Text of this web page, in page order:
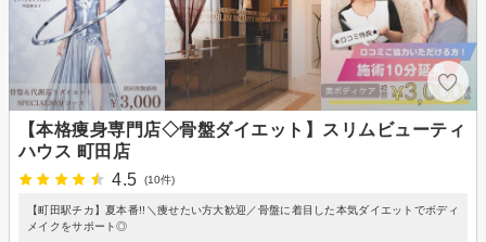
【本格痩身専門店◇骨盤ダイエット】スリムビューティ
ハウス 町田店
4.5
(10件)
【町田駅チカ】夏本番!!＼痩せたい方大歓迎／骨盤に着目した本気ダイエットでボディ
メイクをサポート◎